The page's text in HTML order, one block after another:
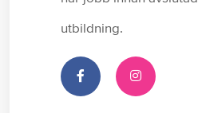
utbildning.